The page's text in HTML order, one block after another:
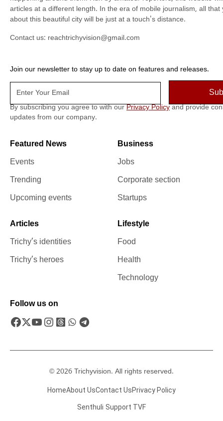
articles at a different length. In the era of mobile journalism, all that
about this beautiful city will be just at a touch's distance.
Contact us: reachtrichyvision@gmail.com
Join our newsletter to stay up to date on features and releases.
By subscribing you agree to with our Privacy Policy and provide
updates from our company.
Featured News
Events
Trending
Upcoming events
Business
Jobs
Corporate section
Startups
Articles
Trichy’s identities
Trichy’s heroes
Lifestyle
Food
Health
Technology
Follow us on
© 2026 Trichyvision. All rights reserved.
HomeAbout UsContact UsPrivacy Policy
Senthuli Support TVF